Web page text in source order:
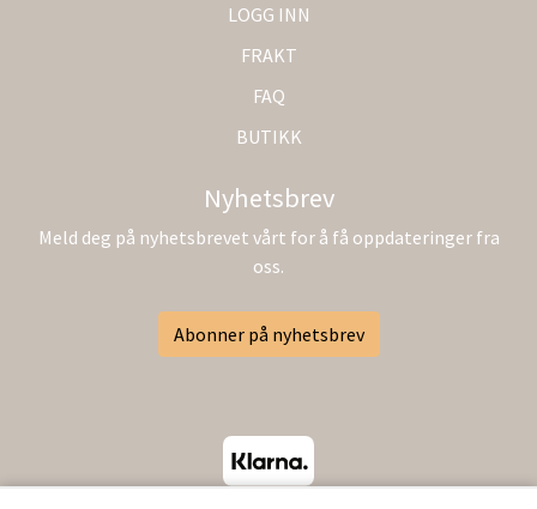
LOGG INN
FRAKT
FAQ
BUTIKK
Nyhetsbrev
Meld deg på nyhetsbrevet vårt for å få oppdateringer fra
oss.
Abonner på nyhetsbrev